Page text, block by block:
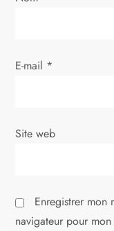
r
i
l
e
E-mail *
Site web
Enregistrer mon
navigateur pour